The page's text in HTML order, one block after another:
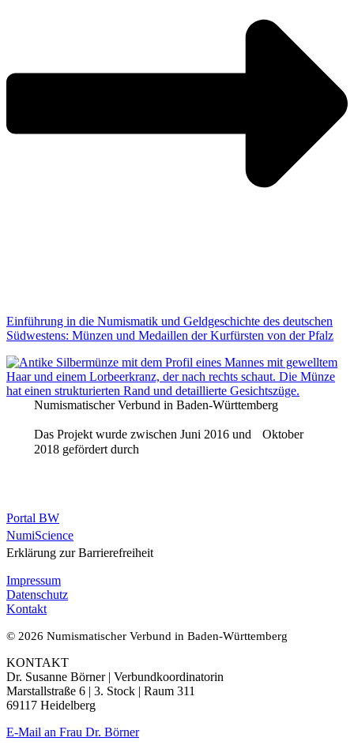
Einführung in die Numismatik und Geldgeschichte des deutschen
Südwestens: Münzen und Medaillen der Kurfürsten von der Pfalz
Numismatischer Verbund in Baden-Württemberg
Das Projekt wurde zwischen Juni 2016 und Oktober
2018 gefördert durch
Portal BW
NumiScience
Erklärung zur Barrierefreiheit
Impressum
Datenschutz
Kontakt
© 2026 Numismatischer Verbund in Baden-Württemberg
KONTAKT
Dr. Susanne Börner | Verbundkoordinatorin
Marstallstraße 6 | 3. Stock | Raum 311
69117 Heidelberg
E-Mail an Frau Dr. Börner